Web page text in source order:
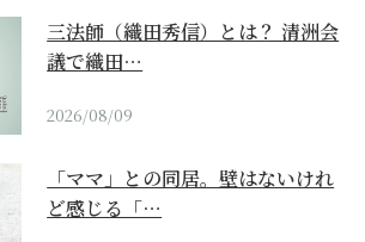
三法師（織田秀信）とは？ 清洲会
議で織田…
2026/08/09
「ママ」との同居。壁はないけれ
ど感じる「…